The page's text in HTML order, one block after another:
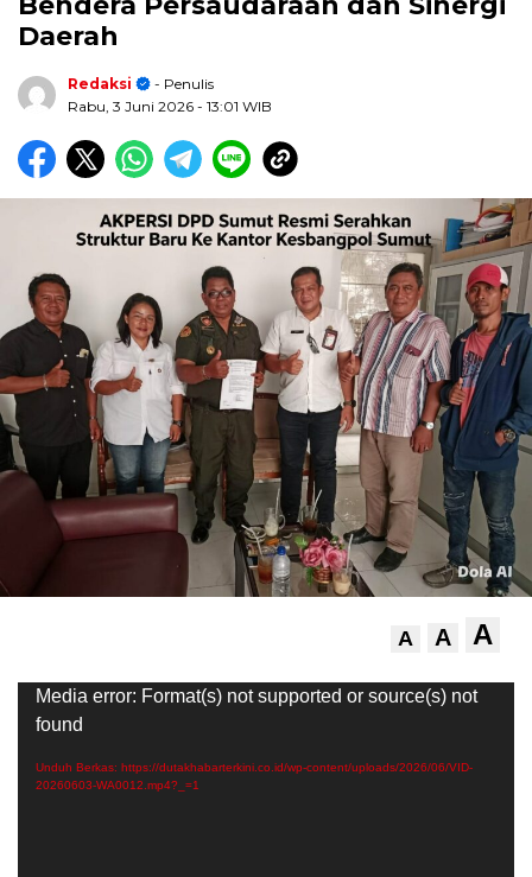
Daerah
Redaksi
- Penulis
Rabu, 3 Juni 2026 - 13:01 WIB
A A A
Pemutar
Video
Media error: Format(s) not supported or source(s) not
found
Unduh Berkas: https://dutakhabarterkini.co.id/wp-content/uploads/2026/06/VID-
20260603-WA0012.mp4?_=1